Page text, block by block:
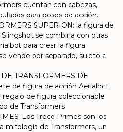
cuentan con cabezas,
para poses de acción.
SUPERION: la figura de
Slingshot se combina con otras
para crear la figura
vende por separado, sujeto a
TRANSFORMERS DE
de figura de acción Aerialbot
regalo de figura coleccionable
de Transformers
Los Trece Primes son los
mitología de Transformers, un